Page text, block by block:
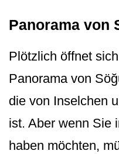
Panorama von
Plötzlich öffnet
Panorama von
die von Inselchen
ist. Aber wenn Sie
haben möchten,